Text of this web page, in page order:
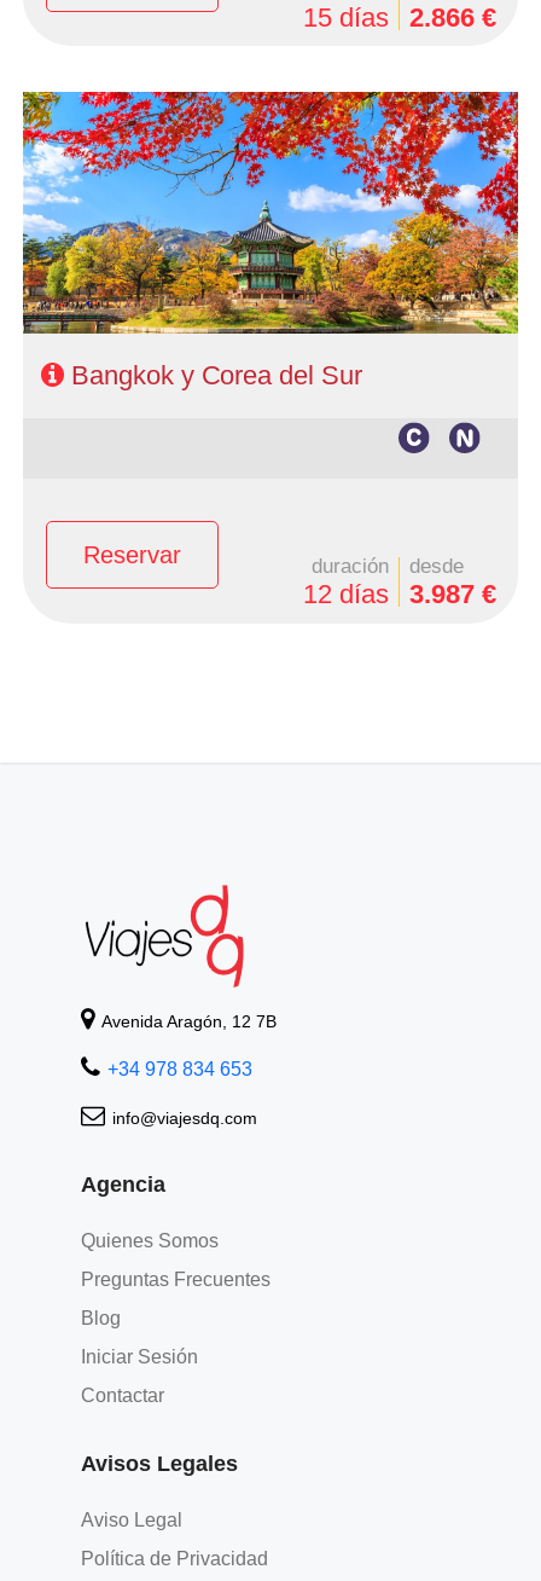
15 días 2.866 €
- Salidas: Viernes según calendario
- Ruta: 3 noches Bangkok + 7 noches Corea del sur
- Categoría hotelera: A elección en Bankok y Primera en
corea
- Régimen: AD + 4 almuerzos en Corea
Bangkok y Corea del Sur
Reservar duración
12 días
desde
3.987 €
Avenida Aragón, 12 7B
+34 978 834 653
info@viajesdq.com
Agencia
Quienes Somos
Preguntas Frecuentes
Blog
Iniciar Sesión
Contactar
Avisos Legales
Aviso Legal
Política de Privacidad